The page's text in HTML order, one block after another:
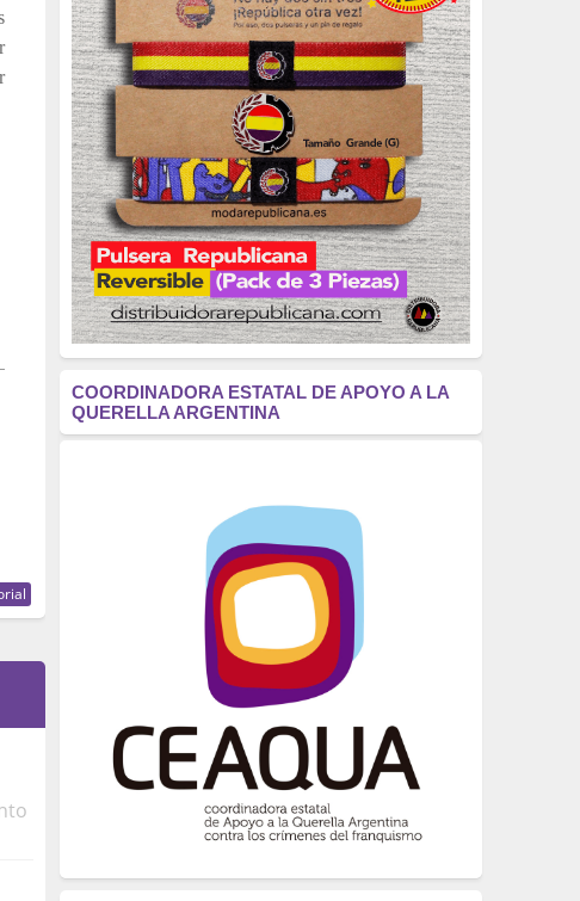
Actualidad
(2319)
monarquía
(2253)
borbones
(2176)
Cultura
(2163)
Guerra
(1674)
genocidio
(1234)
mujer
(1070)
Eventos
(914)
Crímenes del franquismo
(721)
(699)
(607)
neofranquismo
(567)
Justicia Universal
Derechos Humanos
(522)
Nacionalcatolicismo
(514)
COORDINADORA ESTATAL DE APOYO A LA
QUERELLA ARGENTINA